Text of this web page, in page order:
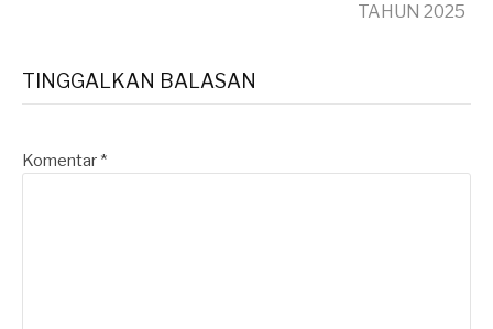
TAHUN 2025
TINGGALKAN BALASAN
Komentar *